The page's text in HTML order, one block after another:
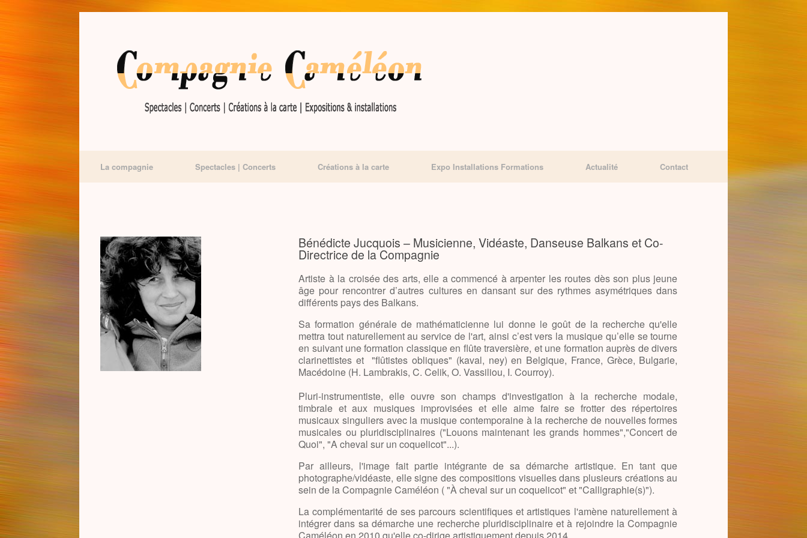
La compagnie Spectacles | Concerts Créations à la carte Expo Installations Formations Actualité Contact
Bénédicte Jucquois – Musicienne, Vidéaste, Danseuse Balkans et Co-
Directrice de la Compagnie
Artiste à la croisée des arts, elle a commencé à arpenter les routes dès son plus jeune
âge pour rencontrer d’autres cultures en dansant sur des rythmes asymétriques dans
différents pays des Balkans.
Sa formation générale de mathématicienne lui donne le goût de la recherche qu'elle
mettra tout naturellement au service de l'art, ainsi c’est vers la musique qu’elle se tourne
en suivant une formation classique en flûte traversière, et une formation auprès de divers
clarinettistes et "flûtistes obliques" (kaval, ney) en Belgique, France, Grèce, Bulgarie,
Macédoine (H. Lambrakis, C. Celik, O. Vassiliou, I. Courroy).
Pluri-instrumentiste, elle ouvre son champs d'investigation à la recherche modale,
timbrale et aux musiques improvisées et elle aime faire se frotter des répertoires
musicaux singuliers avec la musique contemporaine à la recherche de nouvelles formes
musicales ou pluridisciplinaires ("Louons maintenant les grands hommes","Concert de
Quoi", "A cheval sur un coquelicot"...).
Par ailleurs, l'image fait partie intégrante de sa démarche artistique. En tant que
photographe/vidéaste, elle signe des compositions visuelles dans plusieurs créations au
sein de la Compagnie Caméléon ( "À cheval sur un coquelicot" et "Calligraphie(s)").
La complémentarité de ses parcours scientifiques et artistiques l'amène naturellement à
intégrer dans sa démarche une recherche pluridisciplinaire et à rejoindre la Compagnie
Caméléon en 2010 qu'elle co-dirige artistiquement depuis 2014